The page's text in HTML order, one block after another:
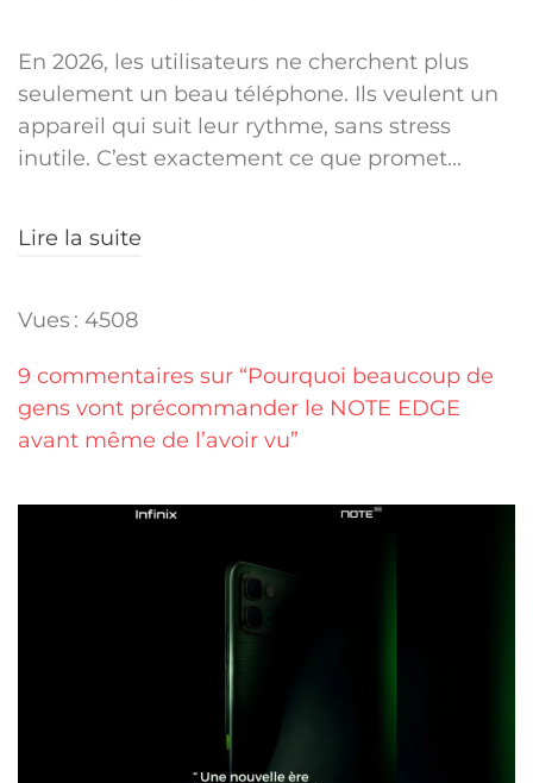
En 2026, les utilisateurs ne cherchent plus
seulement un beau téléphone. Ils veulent un
appareil qui suit leur rythme, sans stress
inutile. C’est exactement ce que promet...
Lire la suite
Vues : 4508
9 commentaires sur “Pourquoi beaucoup de
gens vont précommander le NOTE EDGE
avant même de l’avoir vu”